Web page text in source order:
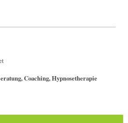
Coaching, Hypnosetherapie